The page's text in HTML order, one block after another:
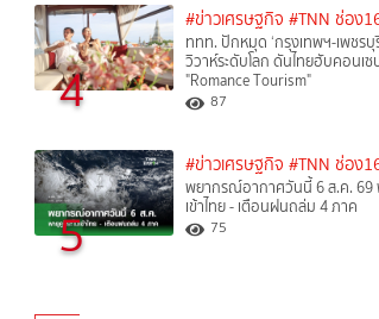
4
#ข่าวเศรษฐกิจ #TNN ช่อง
ททท. ปักหมุด ‘กรุงเทพฯ-เพชรบุ
วิวาห์ระดับโลก ดันไทยฮับคอนเ
"Romance Tourism"
87
5
#ข่าวเศรษฐกิจ #TNN ช่อง
พยากรณ์อากาศวันนี้ 6 ส.ค. 69
เข้าไทย - เตือนฝนถล่ม 4 ภาค
75